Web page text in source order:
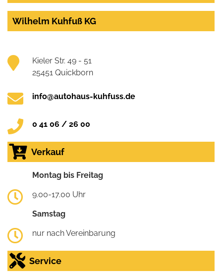
Wilhelm Kuhfuß KG
Kieler Str. 49 - 51
25451 Quickborn
info@autohaus-kuhfuss.de
0 41 06 / 26 00
Verkauf
Montag bis Freitag
9.00-17.00 Uhr
Samstag
nur nach Vereinbarung
Service